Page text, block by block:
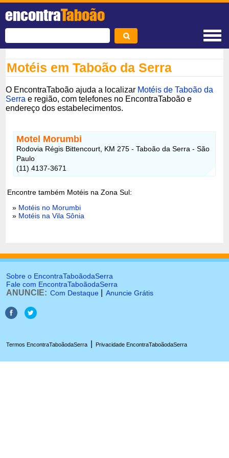
encontraTaboão
Motéis em Taboão da Serra
O EncontraTaboão ajuda a localizar Motéis de Taboão da
Serra e região, com telefones no EncontraTaboão e
endereço dos estabelecimentos.
Motel Morumbi
Rodovia Régis Bittencourt, KM 275 - Taboão da Serra - São
Paulo
(11) 4137-3671
Encontre também Motéis na Zona Sul:
» Motéis no Morumbi
» Motéis na Vila Sônia
Sobre o EncontraTaboãodaSerra
Fale com EncontraTaboãodaSerra
ANUNCIE: Com Destaque Anuncie Grátis
Termos EncontraTaboãodaSerra Privacidade EncontraTaboãodaSerra